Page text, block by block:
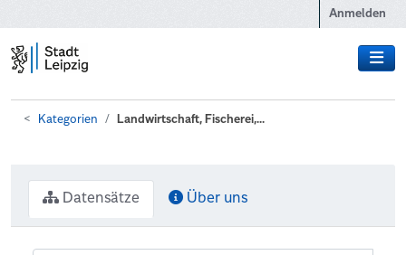
Anmelden
Kategorien Landwirtschaft, Fischerei,...
Datensätze Über uns